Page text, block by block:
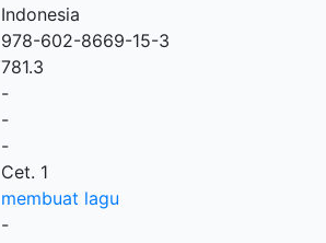
Indonesia
978-602-8669-15-3
781.3
-
-
-
Cet. 1
membuat lagu
-